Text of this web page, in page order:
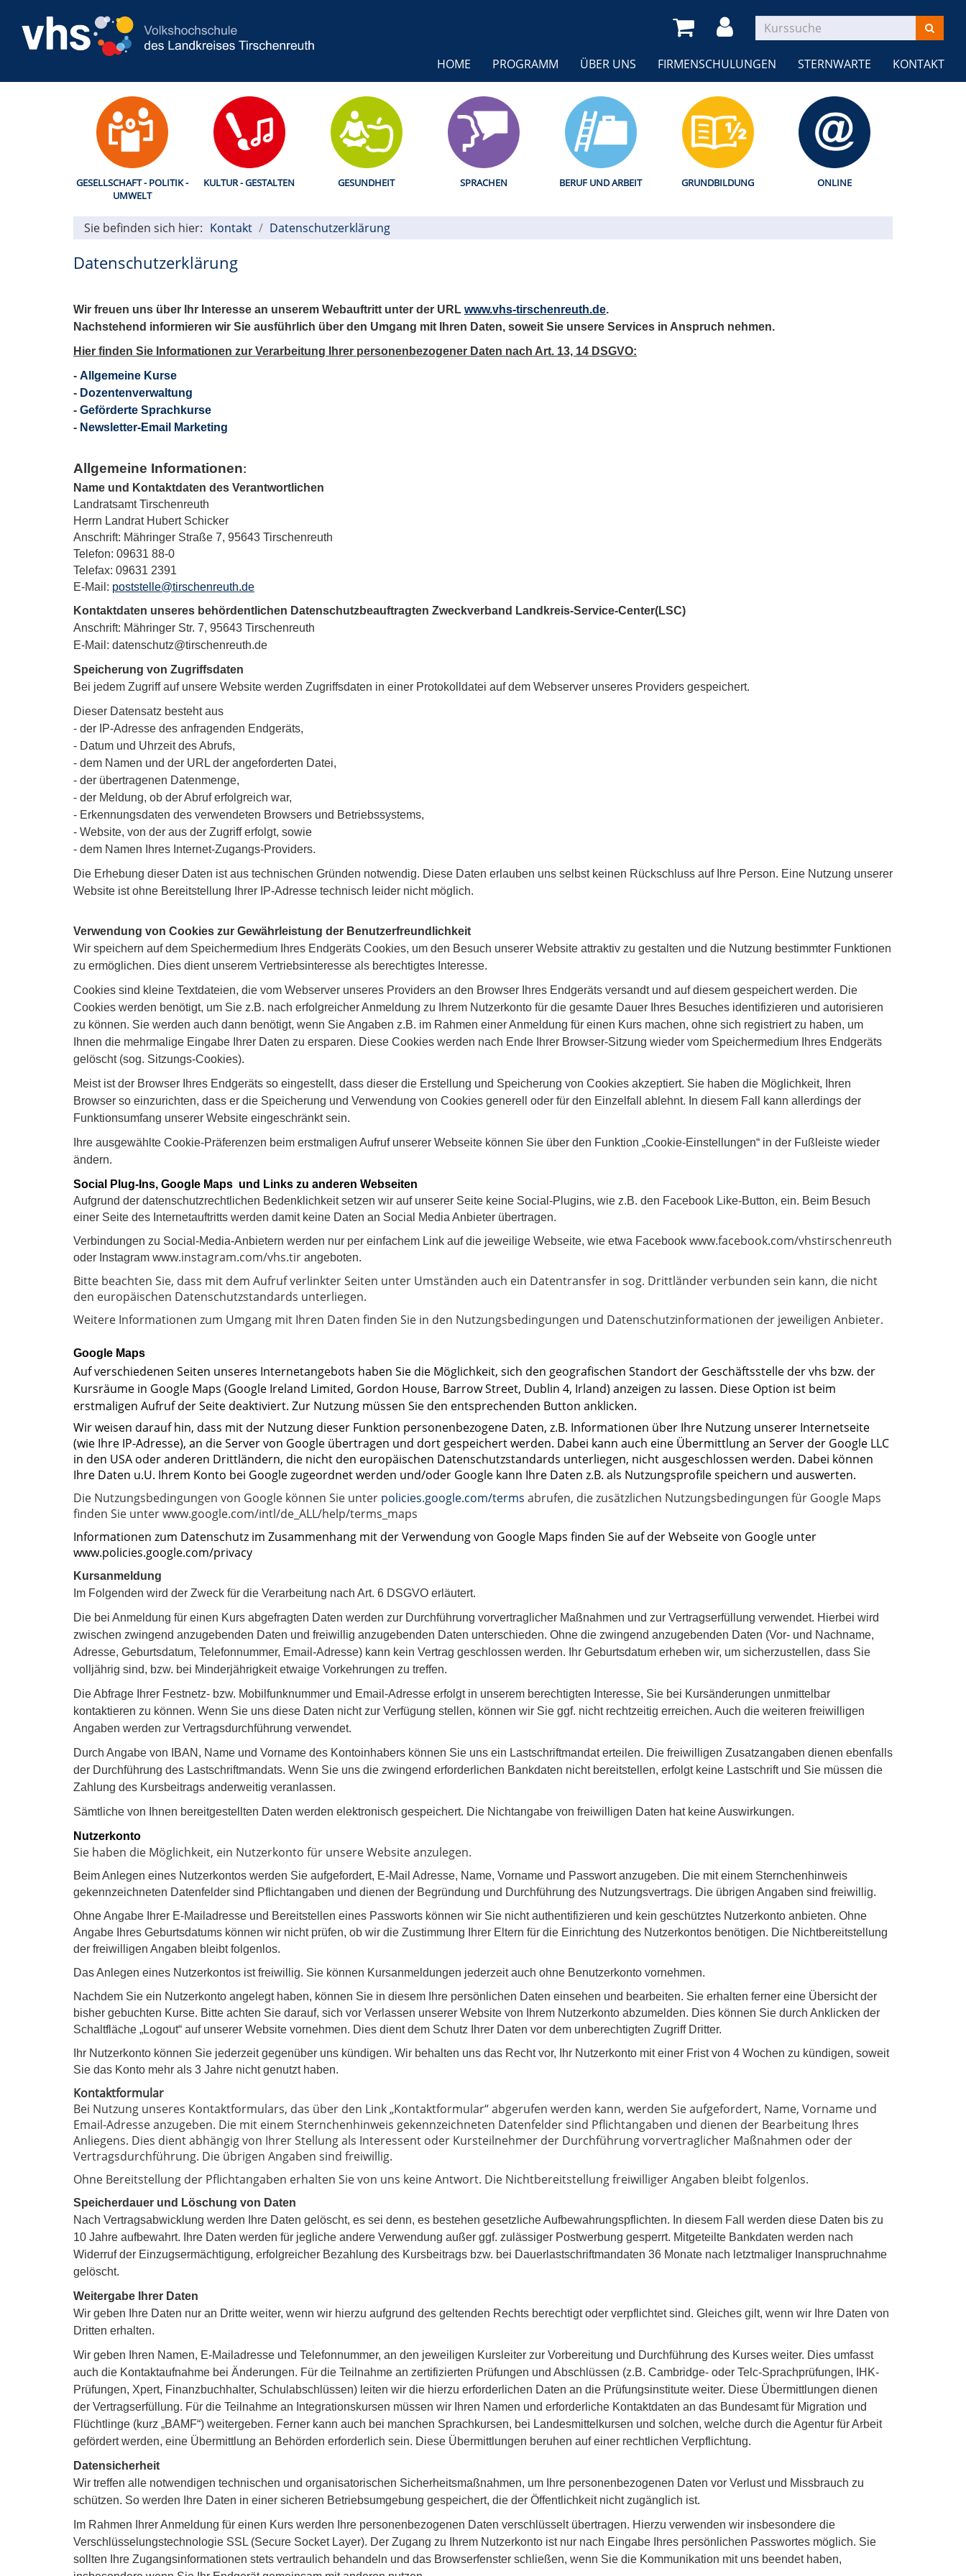
HOME PROGRAMM ÜBER UNS FIRMENSCHULUNGEN STERNWARTE KONTAKT
GESELLSCHAFT - POLITIK -
UMWELT
KULTUR - GESTALTEN GESUNDHEIT SPRACHEN BERUF UND ARBEIT GRUNDBILDUNG ONLINE
Sie befinden sich hier: Kontakt Datenschutzerklärung
Datenschutzerklärung
Wir freuen uns über Ihr Interesse an unserem Webauftritt unter der URL www.vhs-tirschenreuth.de.
Nachstehend informieren wir Sie ausführlich über den Umgang mit Ihren Daten, soweit Sie unsere Services in Anspruch nehmen.
Hier finden Sie Informationen zur Verarbeitung Ihrer personenbezogener Daten nach Art. 13, 14 DSGVO:
- Allgemeine Kurse
- Dozentenverwaltung
- Geförderte Sprachkurse
- Newsletter-Email Marketing
Allgemeine Informationen:
Name und Kontaktdaten des Verantwortlichen
Landratsamt Tirschenreuth
Herrn Landrat Hubert Schicker
Anschrift: Mähringer Straße 7, 95643 Tirschenreuth
Telefon: 09631 88-0
Telefax: 09631 2391
E-Mail: poststelle@tirschenreuth.de
Kontaktdaten unseres behördentlichen Datenschutzbeauftragten Zweckverband Landkreis-Service-Center(LSC)
Anschrift: Mähringer Str. 7, 95643 Tirschenreuth
E-Mail: datenschutz@tirschenreuth.de
Speicherung von Zugriffsdaten
Bei jedem Zugriff auf unsere Website werden Zugriffsdaten in einer Protokolldatei auf dem Webserver unseres Providers gespeichert.
Dieser Datensatz besteht aus
- der IP-Adresse des anfragenden Endgeräts,
- Datum und Uhrzeit des Abrufs,
- dem Namen und der URL der angeforderten Datei,
- der übertragenen Datenmenge,
- der Meldung, ob der Abruf erfolgreich war,
- Erkennungsdaten des verwendeten Browsers und Betriebssystems,
- Website, von der aus der Zugriff erfolgt, sowie
- dem Namen Ihres Internet-Zugangs-Providers.
Die Erhebung dieser Daten ist aus technischen Gründen notwendig. Diese Daten erlauben uns selbst keinen Rückschluss auf Ihre Person. Eine Nutzung unserer
Website ist ohne Bereitstellung Ihrer IP-Adresse technisch leider nicht möglich.
Verwendung von Cookies zur Gewährleistung der Benutzerfreundlichkeit
Wir speichern auf dem Speichermedium Ihres Endgeräts Cookies, um den Besuch unserer Website attraktiv zu gestalten und die Nutzung bestimmter Funktionen
zu ermöglichen. Dies dient unserem Vertriebsinteresse als berechtigtes Interesse.
Cookies sind kleine Textdateien, die vom Webserver unseres Providers an den Browser Ihres Endgeräts versandt und auf diesem gespeichert werden. Die
Cookies werden benötigt, um Sie z.B. nach erfolgreicher Anmeldung zu Ihrem Nutzerkonto für die gesamte Dauer Ihres Besuches identifizieren und autorisieren
zu können. Sie werden auch dann benötigt, wenn Sie Angaben z.B. im Rahmen einer Anmeldung für einen Kurs machen, ohne sich registriert zu haben, um
Ihnen die mehrmalige Eingabe Ihrer Daten zu ersparen. Diese Cookies werden nach Ende Ihrer Browser-Sitzung wieder vom Speichermedium Ihres Endgeräts
gelöscht (sog. Sitzungs-Cookies).
Meist ist der Browser Ihres Endgeräts so eingestellt, dass dieser die Erstellung und Speicherung von Cookies akzeptiert. Sie haben die Möglichkeit, Ihren
Browser so einzurichten, dass er die Speicherung und Verwendung von Cookies generell oder für den Einzelfall ablehnt. In diesem Fall kann allerdings der
Funktionsumfang unserer Website eingeschränkt sein.
Ihre ausgewählte Cookie-Präferenzen beim erstmaligen Aufruf unserer Webseite können Sie über den Funktion „Cookie-Einstellungen“ in der Fußleiste wieder
ändern.
Social Plug-Ins, Google Maps und Links zu anderen Webseiten
Aufgrund der datenschutzrechtlichen Bedenklichkeit setzen wir auf unserer Seite keine Social-Plugins, wie z.B. den Facebook Like-Button, ein. Beim Besuch
einer Seite des Internetauftritts werden damit keine Daten an Social Media Anbieter übertragen.
Verbindungen zu Social-Media-Anbietern werden nur per einfachem Link auf die jeweilige Webseite, wie etwa Facebook www.facebook.com/vhstirschenreuth
oder Instagram www.instagram.com/vhs.tir angeboten.
Bitte beachten Sie, dass mit dem Aufruf verlinkter Seiten unter Umständen auch ein Datentransfer in sog. Drittländer verbunden sein kann, die nicht
den europäischen Datenschutzstandards unterliegen.
Weitere Informationen zum Umgang mit Ihren Daten finden Sie in den Nutzungsbedingungen und Datenschutzinformationen der jeweiligen Anbieter.
Google Maps
Auf verschiedenen Seiten unseres Internetangebots haben Sie die Möglichkeit, sich den geografischen Standort der Geschäftsstelle der vhs bzw. der
Kursräume in Google Maps (Google Ireland Limited, Gordon House, Barrow Street, Dublin 4, Irland) anzeigen zu lassen. Diese Option ist beim
erstmaligen Aufruf der Seite deaktiviert. Zur Nutzung müssen Sie den entsprechenden Button anklicken.
Wir weisen darauf hin, dass mit der Nutzung dieser Funktion personenbezogene Daten, z.B. Informationen über Ihre Nutzung unserer Internetseite
(wie Ihre IP-Adresse), an die Server von Google übertragen und dort gespeichert werden. Dabei kann auch eine Übermittlung an Server der Google LLC
in den USA oder anderen Drittländern, die nicht den europäischen Datenschutzstandards unterliegen, nicht ausgeschlossen werden. Dabei können
Ihre Daten u.U. Ihrem Konto bei Google zugeordnet werden und/oder Google kann Ihre Daten z.B. als Nutzungsprofile speichern und auswerten.
Die Nutzungsbedingungen von Google können Sie unter policies.google.com/terms abrufen, die zusätzlichen Nutzungsbedingungen für Google Maps
finden Sie unter www.google.com/intl/de_ALL/help/terms_maps
Informationen zum Datenschutz im Zusammenhang mit der Verwendung von Google Maps finden Sie auf der Webseite von Google unter
www.policies.google.com/privacy
Kursanmeldung
Im Folgenden wird der Zweck für die Verarbeitung nach Art. 6 DSGVO erläutert.
Die bei Anmeldung für einen Kurs abgefragten Daten werden zur Durchführung vorvertraglicher Maßnahmen und zur Vertragserfüllung verwendet. Hierbei wird
zwischen zwingend anzugebenden Daten und freiwillig anzugebenden Daten unterschieden. Ohne die zwingend anzugebenden Daten (Vor- und Nachname,
Adresse, Geburtsdatum, Telefonnummer, Email-Adresse) kann kein Vertrag geschlossen werden. Ihr Geburtsdatum erheben wir, um sicherzustellen, dass Sie
volljährig sind, bzw. bei Minderjährigkeit etwaige Vorkehrungen zu treffen.
Die Abfrage Ihrer Festnetz- bzw. Mobilfunknummer und Email-Adresse erfolgt in unserem berechtigten Interesse, Sie bei Kursänderungen unmittelbar
kontaktieren zu können. Wenn Sie uns diese Daten nicht zur Verfügung stellen, können wir Sie ggf. nicht rechtzeitig erreichen. Auch die weiteren freiwilligen
Angaben werden zur Vertragsdurchführung verwendet.
Durch Angabe von IBAN, Name und Vorname des Kontoinhabers können Sie uns ein Lastschriftmandat erteilen. Die freiwilligen Zusatzangaben dienen ebenfalls
der Durchführung des Lastschriftmandats. Wenn Sie uns die zwingend erforderlichen Bankdaten nicht bereitstellen, erfolgt keine Lastschrift und Sie müssen die
Zahlung des Kursbeitrags anderweitig veranlassen.
Sämtliche von Ihnen bereitgestellten Daten werden elektronisch gespeichert. Die Nichtangabe von freiwilligen Daten hat keine Auswirkungen.
Nutzerkonto
Sie haben die Möglichkeit, ein Nutzerkonto für unsere Website anzulegen.
Beim Anlegen eines Nutzerkontos werden Sie aufgefordert, E-Mail Adresse, Name, Vorname und Passwort anzugeben. Die mit einem Sternchenhinweis
gekennzeichneten Datenfelder sind Pflichtangaben und dienen der Begründung und Durchführung des Nutzungsvertrags. Die übrigen Angaben sind freiwillig.
Ohne Angabe Ihrer E-Mailadresse und Bereitstellen eines Passworts können wir Sie nicht authentifizieren und kein geschütztes Nutzerkonto anbieten. Ohne
Angabe Ihres Geburtsdatums können wir nicht prüfen, ob wir die Zustimmung Ihrer Eltern für die Einrichtung des Nutzerkontos benötigen. Die Nichtbereitstellung
der freiwilligen Angaben bleibt folgenlos.
Das Anlegen eines Nutzerkontos ist freiwillig. Sie können Kursanmeldungen jederzeit auch ohne Benutzerkonto vornehmen.
Nachdem Sie ein Nutzerkonto angelegt haben, können Sie in diesem Ihre persönlichen Daten einsehen und bearbeiten. Sie erhalten ferner eine Übersicht der
bisher gebuchten Kurse. Bitte achten Sie darauf, sich vor Verlassen unserer Website von Ihrem Nutzerkonto abzumelden. Dies können Sie durch Anklicken der
Schaltfläche „Logout“ auf unserer Website vornehmen. Dies dient dem Schutz Ihrer Daten vor dem unberechtigten Zugriff Dritter.
Ihr Nutzerkonto können Sie jederzeit gegenüber uns kündigen. Wir behalten uns das Recht vor, Ihr Nutzerkonto mit einer Frist von 4 Wochen zu kündigen, soweit
Sie das Konto mehr als 3 Jahre nicht genutzt haben.
Kontaktformular
Bei Nutzung unseres Kontaktformulars, das über den Link „Kontaktformular“ abgerufen werden kann, werden Sie aufgefordert, Name, Vorname und
Email-Adresse anzugeben. Die mit einem Sternchenhinweis gekennzeichneten Datenfelder sind Pflichtangaben und dienen der Bearbeitung Ihres
Anliegens. Dies dient abhängig von Ihrer Stellung als Interessent oder Kursteilnehmer der Durchführung vorvertraglicher Maßnahmen oder der
Vertragsdurchführung. Die übrigen Angaben sind freiwillig.
Ohne Bereitstellung der Pflichtangaben erhalten Sie von uns keine Antwort. Die Nichtbereitstellung freiwilliger Angaben bleibt folgenlos.
Speicherdauer und Löschung von Daten
Nach Vertragsabwicklung werden Ihre Daten gelöscht, es sei denn, es bestehen gesetzliche Aufbewahrungspflichten. In diesem Fall werden diese Daten bis zu
10 Jahre aufbewahrt. Ihre Daten werden für jegliche andere Verwendung außer ggf. zulässiger Postwerbung gesperrt. Mitgeteilte Bankdaten werden nach
Widerruf der Einzugsermächtigung, erfolgreicher Bezahlung des Kursbeitrags bzw. bei Dauerlastschriftmandaten 36 Monate nach letztmaliger Inanspruchnahme
gelöscht.
Weitergabe Ihrer Daten
Wir geben Ihre Daten nur an Dritte weiter, wenn wir hierzu aufgrund des geltenden Rechts berechtigt oder verpflichtet sind. Gleiches gilt, wenn wir Ihre Daten von
Dritten erhalten.
Wir geben Ihren Namen, E-Mailadresse und Telefonnummer, an den jeweiligen Kursleiter zur Vorbereitung und Durchführung des Kurses weiter. Dies umfasst
auch die Kontaktaufnahme bei Änderungen. Für die Teilnahme an zertifizierten Prüfungen und Abschlüssen (z.B. Cambridge- oder Telc-Sprachprüfungen, IHK-
Prüfungen, Xpert, Finanzbuchhalter, Schulabschlüssen) leiten wir die hierzu erforderlichen Daten an die Prüfungsinstitute weiter. Diese Übermittlungen dienen
der Vertragserfüllung. Für die Teilnahme an Integrationskursen müssen wir Ihren Namen und erforderliche Kontaktdaten an das Bundesamt für Migration und
Flüchtlinge (kurz „BAMF“) weitergeben. Ferner kann auch bei manchen Sprachkursen, bei Landesmittelkursen und solchen, welche durch die Agentur für Arbeit
gefördert werden, eine Übermittlung an Behörden erforderlich sein. Diese Übermittlungen beruhen auf einer rechtlichen Verpflichtung.
Datensicherheit
Wir treffen alle notwendigen technischen und organisatorischen Sicherheitsmaßnahmen, um Ihre personenbezogenen Daten vor Verlust und Missbrauch zu
schützen. So werden Ihre Daten in einer sicheren Betriebsumgebung gespeichert, die der Öffentlichkeit nicht zugänglich ist.
Im Rahmen Ihrer Anmeldung für einen Kurs werden Ihre personenbezogenen Daten verschlüsselt übertragen. Hierzu verwenden wir insbesondere die
Verschlüsselungstechnologie SSL (Secure Socket Layer). Der Zugang zu Ihrem Nutzerkonto ist nur nach Eingabe Ihres persönlichen Passwortes möglich. Sie
sollten Ihre Zugangsinformationen stets vertraulich behandeln und das Browserfenster schließen, wenn Sie die Kommunikation mit uns beendet haben,